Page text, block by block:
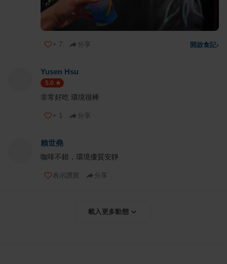
+ 7 分享 開啟食記›
Yusen Hsu
5.0
非常好吃 環境很棒
+ 1 分享
賴世堯
咖啡不錯，環境優質安靜
表示讚賞 分享
載入更多動態